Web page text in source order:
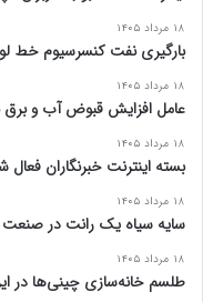
۱۸ مرداد ۱۴۰۵
بارگیری نفت کنسرسیوم خط
۱۸ مرداد ۱۴۰۵
عامل افزایش قبوض آب و
۱۸ مرداد ۱۴۰۵
بسته اینترنت خبرنگاران فعال
۱۸ مرداد ۱۴۰۵
سایه سیاه یک رانت در
۱۸ مرداد ۱۴۰۵
طلسم خانه‌سازی چینی‌ها در